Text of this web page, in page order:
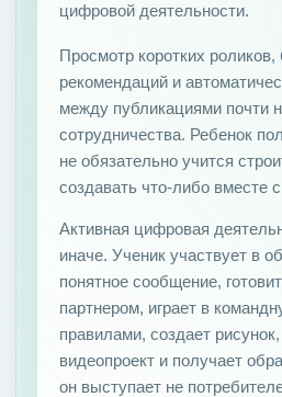
цифровой деятельности.
Просмотр коротких роликов,
рекомендаций и
между публикациями почти
сотрудничества. Ребенок
не обязательно учится
создавать что-либо вместе
Активная цифровая
иначе. Ученик участвует в
понятное сообщение,
партнером, играет в
правилами, создает
видеопроект и получает
он выступает не